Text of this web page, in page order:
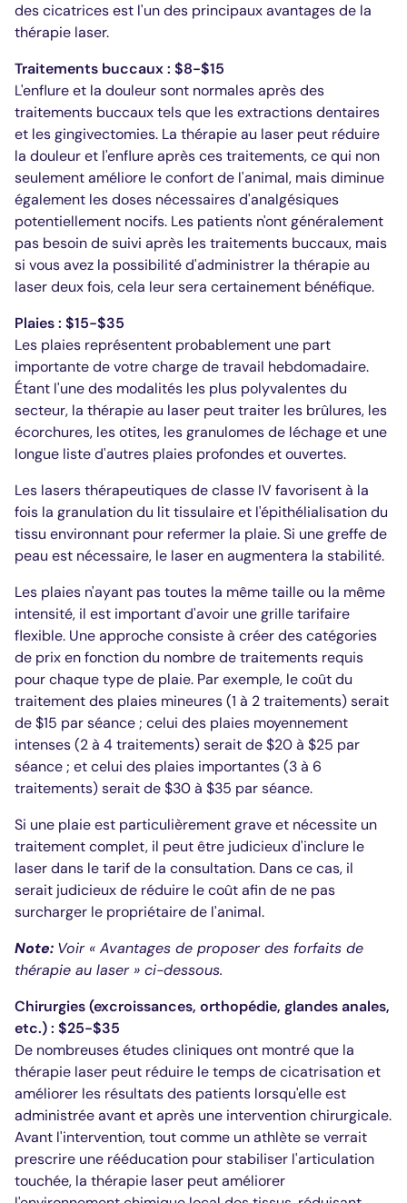
des cicatrices est l'un des principaux avantages de la
thérapie laser.
Traitements buccaux : $8-$15
L'enflure et la douleur sont normales après des
traitements buccaux tels que les extractions dentaires
et les gingivectomies. La thérapie au laser peut réduire
la douleur et l'enflure après ces traitements, ce qui non
seulement améliore le confort de l'animal, mais diminue
également les doses nécessaires d'analgésiques
potentiellement nocifs. Les patients n'ont généralement
pas besoin de suivi après les traitements buccaux, mais
si vous avez la possibilité d'administrer la thérapie au
laser deux fois, cela leur sera certainement bénéfique.
Plaies : $15-$35
Les plaies représentent probablement une part
importante de votre charge de travail hebdomadaire.
Étant l'une des modalités les plus polyvalentes du
secteur, la thérapie au laser peut traiter les brûlures, les
écorchures, les otites, les granulomes de léchage et une
longue liste d'autres plaies profondes et ouvertes.
Les lasers thérapeutiques de classe IV favorisent à la
fois la granulation du lit tissulaire et l'épithélialisation du
tissu environnant pour refermer la plaie. Si une greffe de
peau est nécessaire, le laser en augmentera la stabilité.
Les plaies n'ayant pas toutes la même taille ou la même
intensité, il est important d'avoir une grille tarifaire
flexible. Une approche consiste à créer des catégories
de prix en fonction du nombre de traitements requis
pour chaque type de plaie. Par exemple, le coût du
traitement des plaies mineures (1 à 2 traitements) serait
de $15 par séance ; celui des plaies moyennement
intenses (2 à 4 traitements) serait de $20 à $25 par
séance ; et celui des plaies importantes (3 à 6
traitements) serait de $30 à $35 par séance.
Si une plaie est particulièrement grave et nécessite un
traitement complet, il peut être judicieux d'inclure le
laser dans le tarif de la consultation. Dans ce cas, il
serait judicieux de réduire le coût afin de ne pas
surcharger le propriétaire de l'animal.
Note: Voir « Avantages de proposer des forfaits de
thérapie au laser » ci-dessous.
Chirurgies (excroissances, orthopédie, glandes anales,
etc.) : $25-$35
De nombreuses études cliniques ont montré que la
thérapie laser peut réduire le temps de cicatrisation et
améliorer les résultats des patients lorsqu'elle est
administrée avant et après une intervention chirurgicale.
Avant l'intervention, tout comme un athlète se verrait
prescrire une rééducation pour stabiliser l'articulation
touchée, la thérapie laser peut améliorer